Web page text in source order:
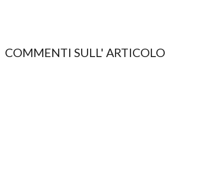
COMMENTI SULL' ARTICOLO